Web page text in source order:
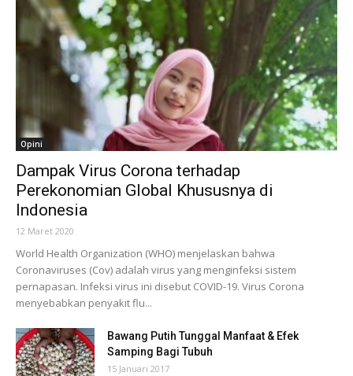
Opini
Dampak Virus Corona terhadap
Perekonomian Global Khususnya di
Indonesia
12 Maret 2020
World Health Organization (WHO) menjelaskan bahwa
Coronaviruses (Cov) adalah virus yang menginfeksi sistem
pernapasan. Infeksi virus ini disebut COVID-19. Virus Corona
menyebabkan penyakit flu...
Bawang Putih Tunggal Manfaat & Efek
Samping Bagi Tubuh
15 Januari 2017